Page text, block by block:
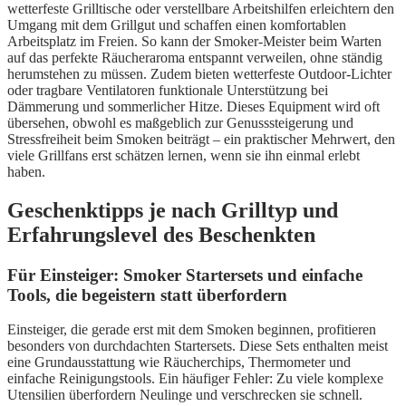
wetterfeste Grilltische oder verstellbare Arbeitshilfen erleichtern den
Umgang mit dem Grillgut und schaffen einen komfortablen
Arbeitsplatz im Freien. So kann der Smoker-Meister beim Warten
auf das perfekte Räucheraroma entspannt verweilen, ohne ständig
herumstehen zu müssen. Zudem bieten wetterfeste Outdoor-Lichter
oder tragbare Ventilatoren funktionale Unterstützung bei
Dämmerung und sommerlicher Hitze. Dieses Equipment wird oft
übersehen, obwohl es maßgeblich zur Genusssteigerung und
Stressfreiheit beim Smoken beiträgt – ein praktischer Mehrwert, den
viele Grillfans erst schätzen lernen, wenn sie ihn einmal erlebt
haben.
Geschenktipps je nach Grilltyp und
Erfahrungslevel des Beschenkten
Für Einsteiger: Smoker Startersets und einfache
Tools, die begeistern statt überfordern
Einsteiger, die gerade erst mit dem Smoken beginnen, profitieren
besonders von durchdachten Startersets. Diese Sets enthalten meist
eine Grundausstattung wie Räucherchips, Thermometer und
einfache Reinigungstools. Ein häufiger Fehler: Zu viele komplexe
Utensilien überfordern Neulinge und verschrecken sie schnell.